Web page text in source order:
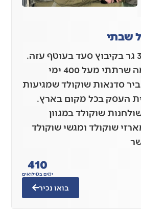
שבתי
שבתי ברודר בן 37 גר בקיבוץ סעד בעוטף עזה.
מתחילת המלחמה שרתתי מעל 400 ימי
סדנאות שוקולד שמגיעות
העסק בכל מקום בארץ.
שוקולד במגוון
שוקולד ומגשי שוקולד
ימים במילואים
410
בואו נכיר